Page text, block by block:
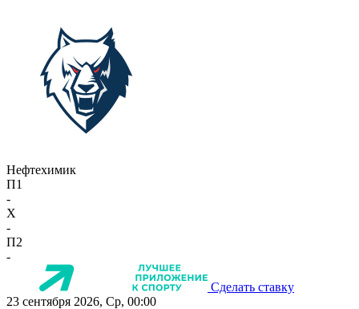
Нефтехимик
П1
-
X
-
П2
-
Сделать ставку
23 сентября 2026, Ср, 00:00